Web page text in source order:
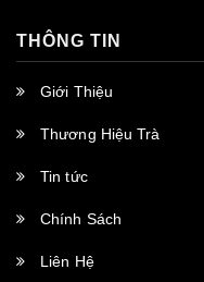
THÔNG TIN
Giới Thiệu
Thương Hiệu Trà
Tin tức
Chính Sách
Liên Hệ